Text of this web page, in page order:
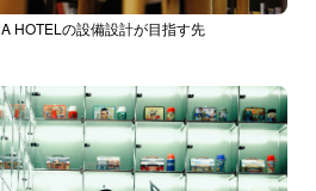
の設備設計が目指す先